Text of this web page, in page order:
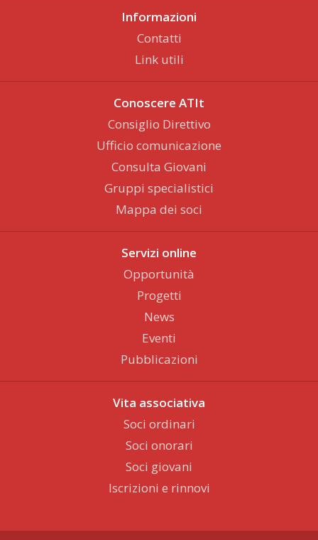
Informazioni
Contatti
Link utili
Conoscere ATIt
Consiglio Direttivo
Ufficio comunicazione
Consulta Giovani
Gruppi specialistici
Mappa dei soci
Servizi online
Opportunità
Progetti
News
Eventi
Pubblicazioni
Vita associativa
Soci ordinari
Soci onorari
Soci giovani
Iscrizioni e rinnovi